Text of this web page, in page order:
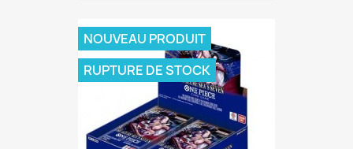
NOUVEAU PRODUIT
RUPTURE DE STOCK